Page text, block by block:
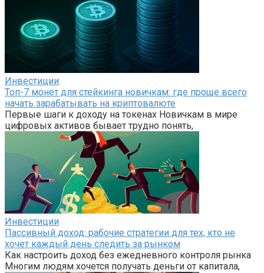
Инвестиции
Топ-7 монет для стейкинга новичкам: где проще всего
начать зарабатывать на криптовалюте
Первые шаги к доходу на токенах Новичкам в мире
цифровых активов бывает трудно понять,
Инвестиции
Пассивный доход: рабочие стратегии для тех, кто не
хочет каждый день следить за рынком
Как настроить доход без ежедневного контроля рынка
Многим людям хочется получать деньги от капитала,